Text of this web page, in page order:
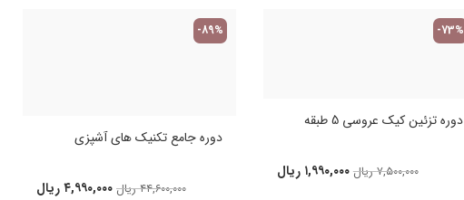
-73%
دوره تزئین کیک عروسی 5 طبقه
۷,۵۰۰,۰۰۰ ریال ۱,۹۹۰,۰۰۰ ریال
-89%
دوره جامع تکنیک های آشپزی
۴۴,۶۰۰,۰۰۰ ریال ۴,۹۹۰,۰۰۰ریال